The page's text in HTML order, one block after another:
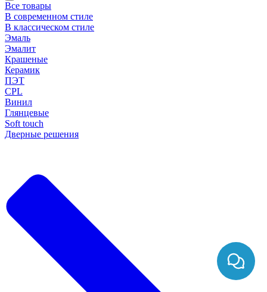
Все товары
В современном стиле
В классическом стиле
Эмаль
Эмалит
Крашеные
Керамик
ПЭТ
CPL
Винил
Глянцевые
Soft touch
Дверные решения